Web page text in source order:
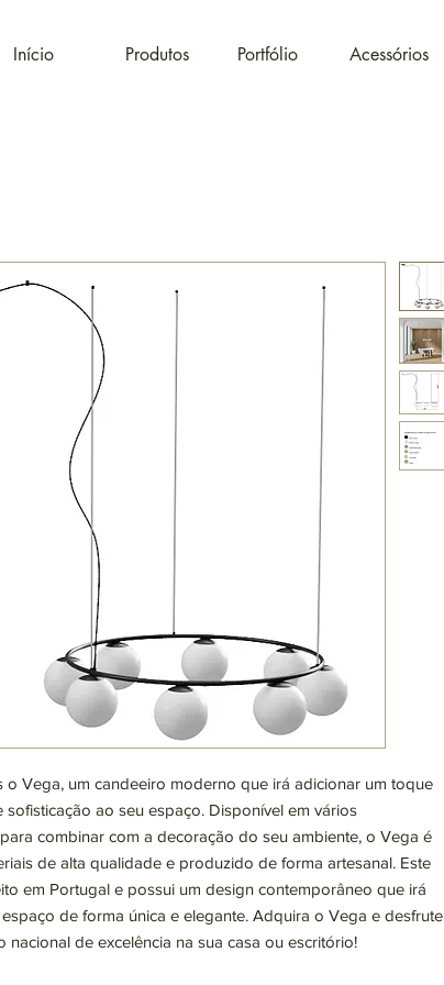
Início Produtos Portfólio Acessórios
o Vega, um candeeiro moderno que irá adicionar um toque
sofisticação ao seu espaço. Disponível em vários
combinar com a decoração do seu ambiente, o Vega é
de alta qualidade e produzido de forma artesanal. Este
em Portugal e possui um design contemporâneo que irá
de forma única e elegante. Adquira o Vega e desfrute
nacional de excelência na sua casa ou escritório!